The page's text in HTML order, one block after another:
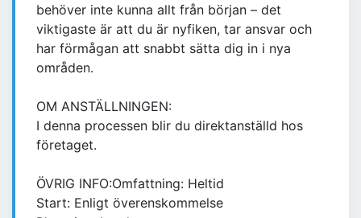
behöver inte kunna allt från början – det
viktigaste är att du är nyfiken, tar ansvar och
har förmågan att snabbt sätta dig in i nya
områden.
OM ANSTÄLLNINGEN:
I denna processen blir du direktanställd hos
företaget.
ÖVRIG INFO:Omfattning: Heltid
Start: Enligt överenskommelse